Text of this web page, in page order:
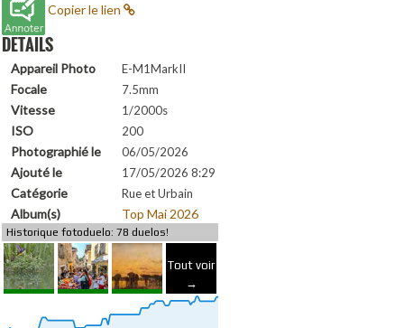
Copier le lien
DETAILS
Appareil Photo E-M1MarkII
Focale 7.5mm
Vitesse 1/2000s
ISO 200
Photographié le 06/05/2026
Ajouté le 17/05/2026 8:29
Catégorie Rue et Urbain
Album(s) Top Mai 2026
Historique fotoduelo: 78 duelos!
Tout voir
→